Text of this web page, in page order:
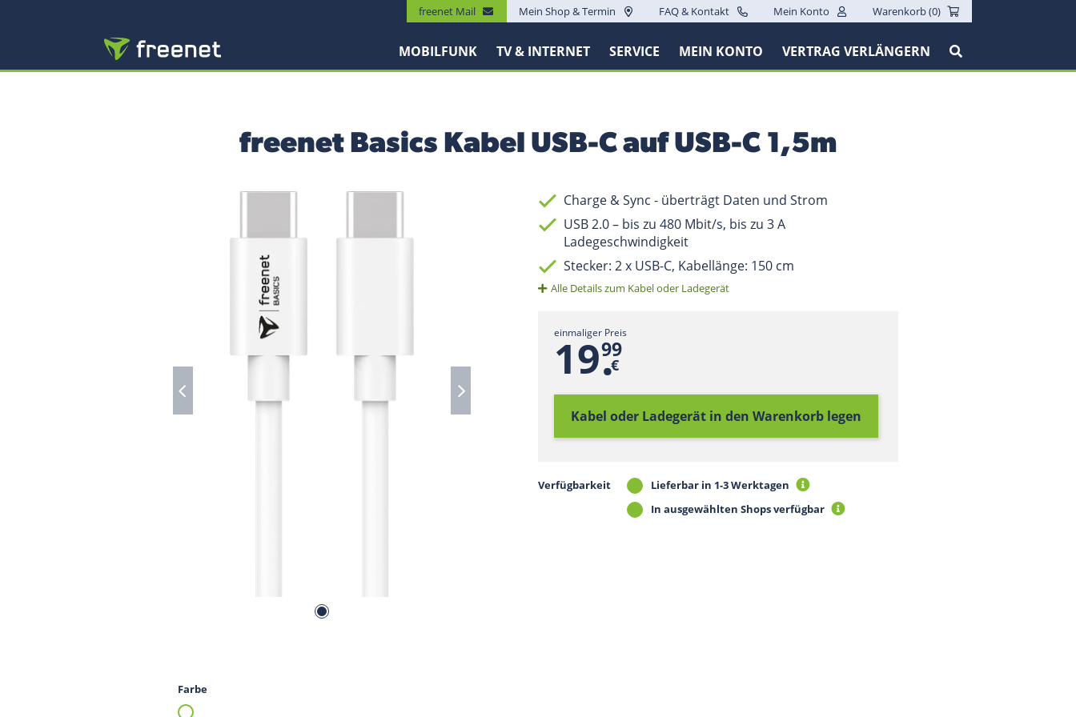
freenet Mail Mein Shop & Termin FAQ & Kontakt Mein Konto Warenkorb (0)
MOBILFUNK TV & INTERNET SERVICE MEIN KONTO VERTRAG VERLÄNGERN
freenet Basics Kabel USB-C auf USB-C 1,5m
Farbe
einmaliger Preis
19.
99
€
Kabel oder Ladegerät in den Warenkorb legen
Verfügbarkeit
Lieferbar in 1-3 Werktagen
In ausgewählten Shops verfügbar
Charge & Sync - überträgt Daten und Strom
USB 2.0 – bis zu 480 Mbit/s, bis zu 3 A
Ladegeschwindigkeit
Stecker: 2 x USB-C, Kabellänge: 150 cm
Alle Details zum Kabel oder Ladegerät